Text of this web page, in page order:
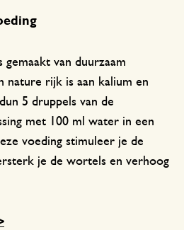
gemaakt van duurzaam
nature rijk is aan kalium en
5 druppels van de
met 100 ml water in een
voeding stimuleer je de
je de wortels en verhoog